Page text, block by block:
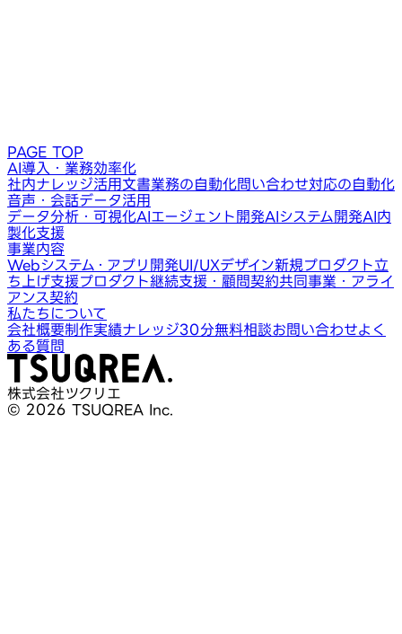
PAGE TOP
AI導入・業務効率化
社内ナレッジ活用文書業務の自動化問い合わせ対応の自動化
音声・会話データ活用
データ分析・可視化AIエージェント開発AIシステム開発AI内
製化支援
事業内容
Webシステム・アプリ開発UI/UXデザイン新規プロダクト立
ち上げ支援プロダクト継続支援・顧問契約共同事業・アライ
アンス契約
私たちについて
会社概要制作実績ナレッジ30分無料相談お問い合わせよく
ある質問
株式会社ツクリエ
© 2026 TSUQREA Inc.